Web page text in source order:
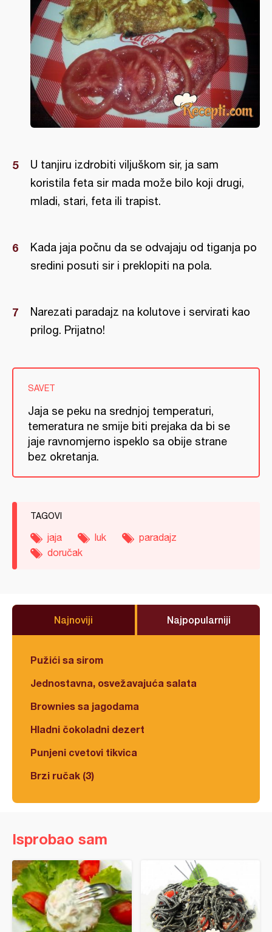
U tanjiru izdrobiti viljuškom sir, ja sam
koristila feta sir mada može bilo koji drugi,
mladi, stari, feta ili trapist.
Kada jaja počnu da se odvajaju od tiganja po
sredini posuti sir i preklopiti na pola.
Narezati paradajz na kolutove i servirati kao
prilog. Prijatno!
SAVET
Jaja se peku na srednjoj temperaturi,
temeratura ne smije biti prejaka da bi se
jaje ravnomjerno ispeklo sa obije strane
bez okretanja.
TAGOVI
jaja luk
paradajz
doručak
Najnoviji Najpopularniji
Pužići sa sirom
Jednostavna, osvežavajuća salata
Brownies sa jagodama
Hladni čokoladni dezert
Punjeni cvetovi tikvica
Brzi ručak (3)
Isprobao sam